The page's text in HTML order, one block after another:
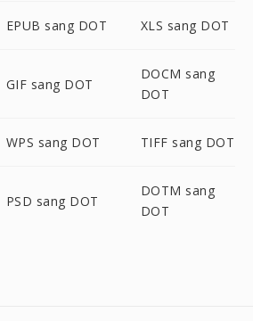
EPUB sang DOT XLS sang DOT
GIF sang DOT
DOCM sang
DOT
WPS sang DOT TIFF sang DOT
PSD sang DOT
DOTM sang
DOT